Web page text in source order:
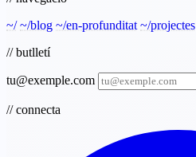
~/ ~/blog ~/en-profunditat ~/projectes
// butlletí
tu@exemple.com
// connecta